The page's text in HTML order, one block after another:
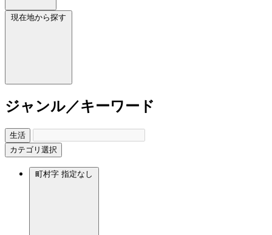
現在地から探す
ジャンル／キーワード
生活
カテゴリ選択
町村字 指定なし